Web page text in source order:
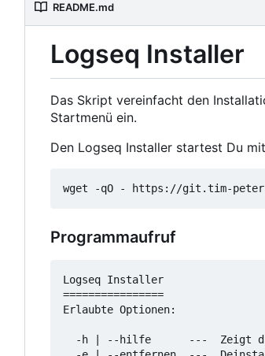
README.md
Logseq Installer
Das Skript vereinfacht den
Startmenü ein.
Den Logseq Installer startest Du
wget -qO - https://git.tim-
Programmaufruf
Logseq Installer
================
Erlaubte Optionen:
-h | --hilfe      ---  Zeigt